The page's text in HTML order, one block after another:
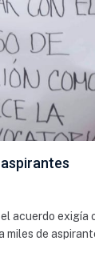
acuerdo exigía
miles de